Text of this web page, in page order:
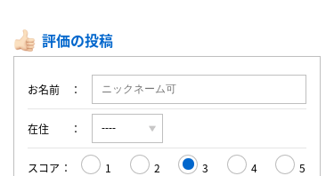
評価の投稿
お名前
在住
スコア 1 2 3 4 5